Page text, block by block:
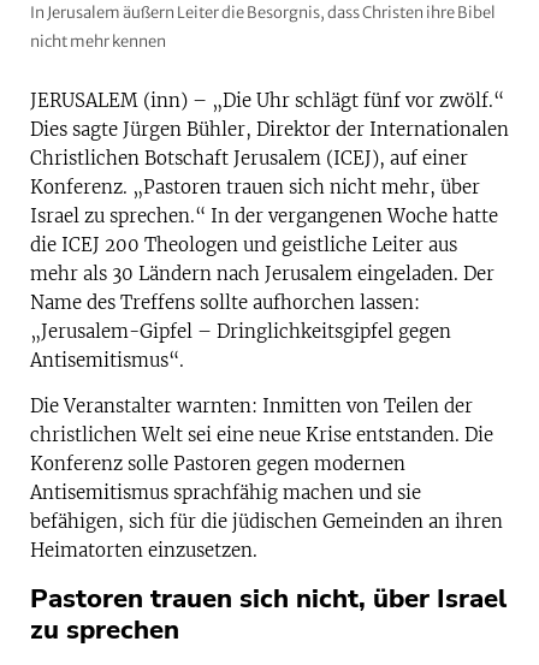
In Jerusalem äußern Leiter die Besorgnis, dass Christen ihre Bibel
nicht mehr kennen
JERUSALEM (inn) – „Die Uhr schlägt fünf vor zwölf.“
Dies sagte Jürgen Bühler, Direktor der Internationalen
Christlichen Botschaft Jerusalem (ICEJ), auf einer
Konferenz. „Pastoren trauen sich nicht mehr, über
Israel zu sprechen.“ In der vergangenen Woche hatte
die ICEJ 200 Theologen und geistliche Leiter aus
mehr als 30 Ländern nach Jerusalem eingeladen. Der
Name des Treffens sollte aufhorchen lassen:
„Jerusalem-Gipfel – Dringlichkeitsgipfel gegen
Antisemitismus“.
Die Veranstalter warnten: Inmitten von Teilen der
christlichen Welt sei eine neue Krise entstanden. Die
Konferenz solle Pastoren gegen modernen
Antisemitismus sprachfähig machen und sie
befähigen, sich für die jüdischen Gemeinden an ihren
Heimatorten einzusetzen.
Pastoren trauen sich nicht, über Israel
zu sprechen